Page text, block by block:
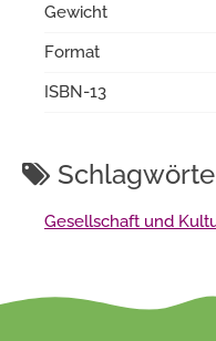
Gewicht
Format
ISBN-13
Gesellschaft und